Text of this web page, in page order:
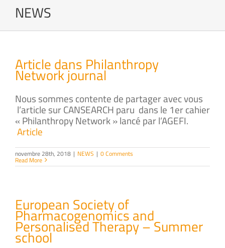
NEWS
Article dans Philanthropy
Network journal
Nous sommes contente de partager avec vous
l’article sur CANSEARCH paru dans le 1er cahier
« Philanthropy Network » lancé par l’AGEFI.
Article
novembre 28th, 2018 | NEWS | 0 Comments
Read More
European Society of
Pharmacogenomics and
Personalised Therapy – Summer
school